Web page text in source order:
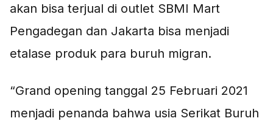
akan bisa terjual di outlet SBMI Mart
Pengadegan dan Jakarta bisa menjadi
etalase produk para buruh migran.
“Grand opening tanggal 25 Februari 2021
menjadi penanda bahwa usia Serikat Buruh